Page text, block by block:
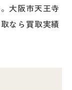
大阪市天王寺
なら買取実績